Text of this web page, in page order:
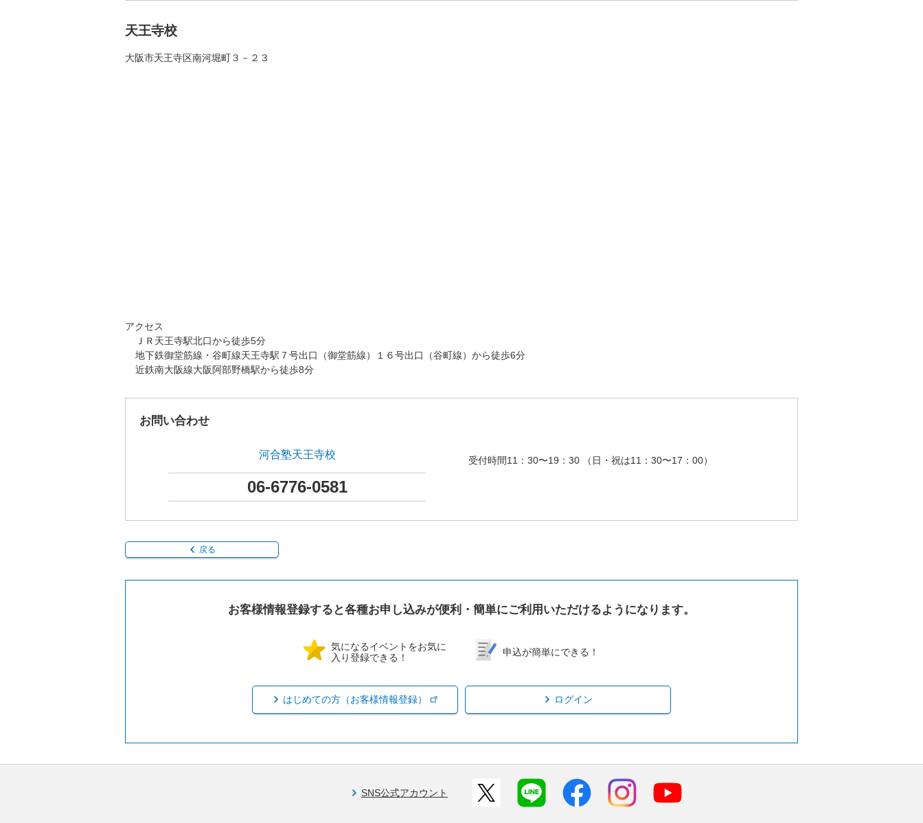
天王寺校
大阪市天王寺区南河堀町３－２３
アクセス
ＪＲ天王寺駅北口から徒歩5分
地下鉄御堂筋線・谷町線天王寺駅７号出口（御堂筋線）１６号出口（谷町線）から徒歩6分
近鉄南大阪線大阪阿部野橋駅から徒歩8分
お問い合わせ
河合塾天王寺校
06-6776-0581
受付時間11：30〜19：30 （日・祝は11：30〜17：00）
戻る
お客様情報登録すると各種お申し込みが便利・簡単にご利用いただけるようになります。
気になるイベントをお気に
入り登録できる！
申込が簡単にできる！
はじめての方（お客様情報登録） ログイン
SNS公式アカウント